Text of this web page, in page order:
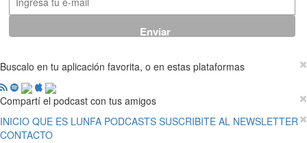
Buscalo en tu aplicación favorita, o en estas plataformas
Compartí el podcast con tus amigos
INICIO QUE ES LUNFA PODCASTS SUSCRIBITE AL NEWSLETTER
CONTACTO